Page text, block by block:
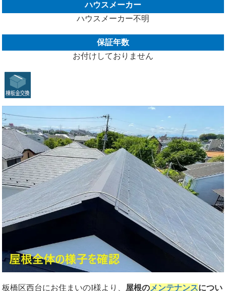
ハウスメーカー
ハウスメーカー不明
保証年数
お付けしておりません
板橋区西台にお住まいのI様より、 屋根のメンテナンスについ